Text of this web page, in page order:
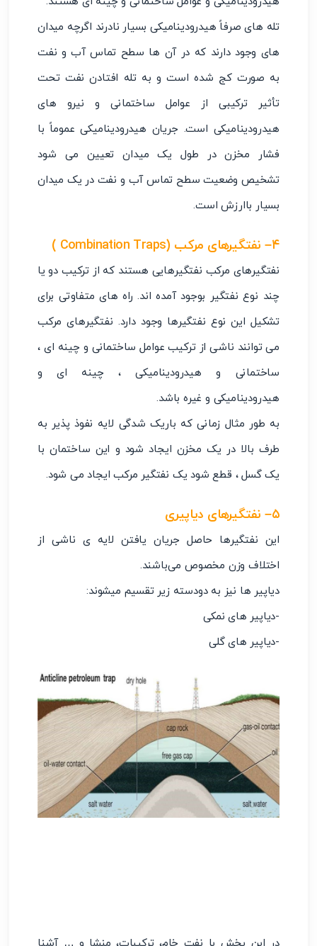
تله های صرفاً هیدرودینامیکی بسیار نادرند اگرچه میدان
های وجود دارند که در آن ها سطح تماس آب و نفت
به صورت کج شده است و به تله افتادن نفت تحت
تأثیر ترکیبی از عوامل ساختمانی و نیرو های
هیدرودینامیکی است. جریان هیدرودینامیکی عموماً با
فشار مخزن در طول یک میدان تعیین می شود
تشخیص وضعیت سطح تماس آب و نفت در یک میدان
بسیار باارزش است.
۴– نفتگیرهای مرکب (Combination Traps )
نفتگیرهای مرکب نفتگیرهایی هستند که از ترکیب دو یا
چند نوع نفتگیر بوجود آمده اند. راه های متفاوتی برای
تشکیل این نوع نفتگیرها وجود دارد. نفتگیرهای مرکب
می توانند ناشی از ترکیب عوامل ساختمانی و چینه ای ،
ساختمانی و هیدرودینامیکی ، چینه ای و
هیدرودینامیکی و غیره باشد.
به طور مثال زمانی که باریک شدگی لایه نفوذ پذیر به
طرف بالا در یک مخزن ایجاد شود و این ساختمان با
یک گسل ، قطع شود یک نفتگیر مرکب ایجاد می شود.
۵– نفتگیرهای دیاپیری
این نفتگیرها حاصل جریان یافتن لایه ی ناشی از
اختلاف وزن مخصوص می‌باشند.
دیاپیر ها نیز به دودسته زیر تقسیم میشوند:
-دیاپیر های نمکی
-دیاپیر های گلی